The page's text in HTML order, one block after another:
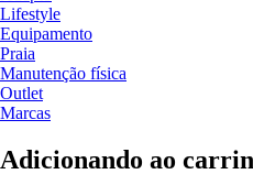
Lifestyle
Equipamento
Praia
Manutenção física
Outlet
Marcas
Adicionando ao